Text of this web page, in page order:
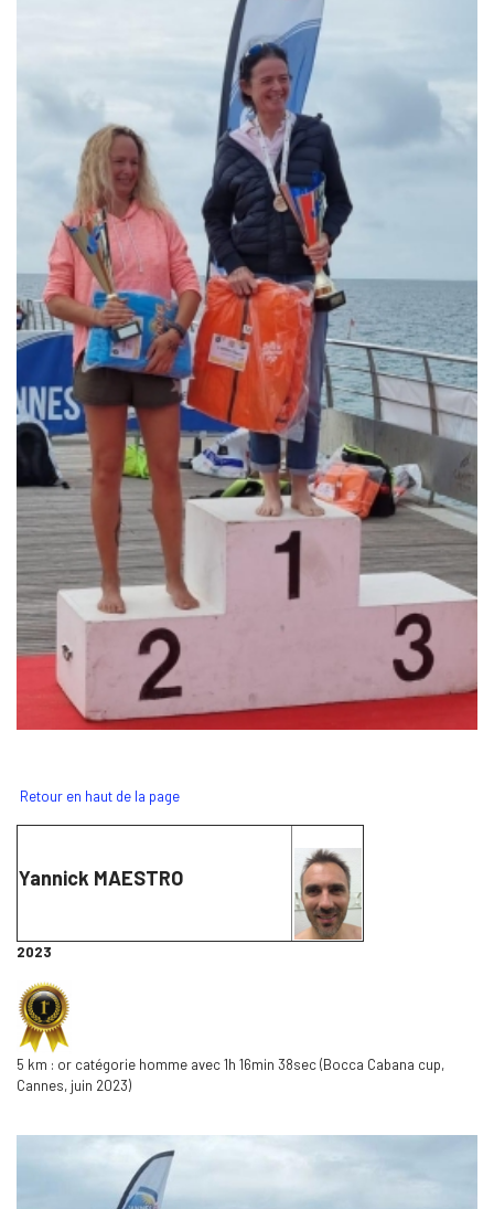
Retour en haut de la page
Yannick MAESTRO
2023
5 km : or catégorie homme avec 1h 16min 38sec (Bocca Cabana cup,
Cannes, juin 2023)